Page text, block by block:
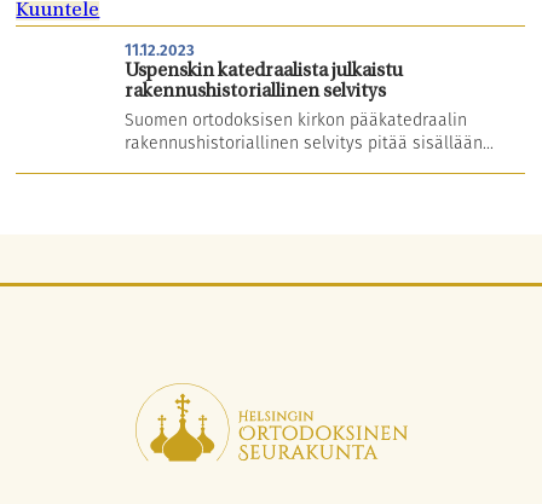
Tule mukaan
Hautausmaa
Yhteystiedot
Kuuntele
11.12.2023
Uspenskin katedraalista julkaistu
rakennushistoriallinen selvitys
Suomen ortodoksisen kirkon pääkatedraalin
rakennushistoriallinen selvitys pitää sisällään...